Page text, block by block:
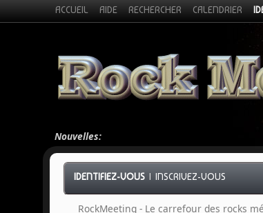
ACCUEIL AIDE RECHERCHER CALENDRIER
Nouvelles:
IDENTIFIEZ-VOUS |INSCRIVEZ-VOUS
RockMeeting - Le carrefour des rocks